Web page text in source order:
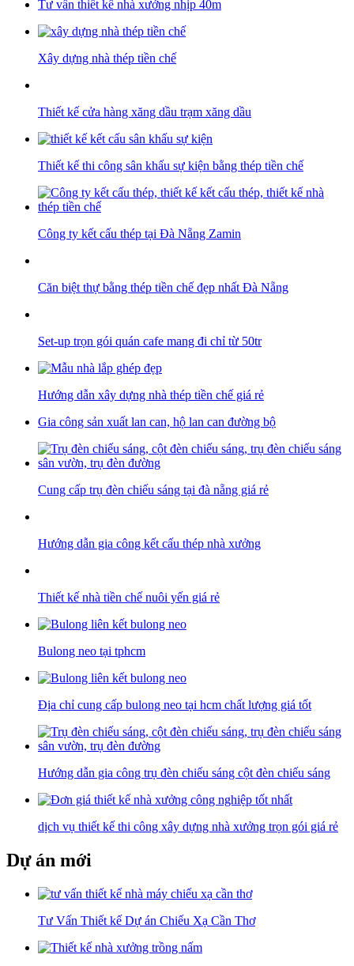
Tư vấn thiết kế nhà xưởng nhịp 40m
Xây dựng nhà thép tiền chế
Thiết kế cửa hàng xăng dầu trạm xăng dầu
Thiết kế thi công sân khấu sự kiện bằng thép tiền chế
Công ty kết cấu thép tại Đà Nẵng Zamin
Căn biệt thự bằng thép tiền chế đẹp nhất Đà Nẵng
Set-up trọn gói quán cafe mang đi chỉ từ 50tr
Hướng dẫn xây dựng nhà thép tiền chế giá rẻ
Gia công sản xuất lan can, hộ lan can đường bộ
Cung cấp trụ đèn chiếu sáng tại đà nẵng giá rẻ
Hướng dẫn gia công kết cấu thép nhà xưởng
Thiết kế nhà tiền chế nuôi yến giá rẻ
Bulong neo tại tphcm
Địa chỉ cung cấp bulong neo tại hcm chất lượng giá tốt
Hướng dẫn gia công trụ đèn chiếu sáng cột đèn chiếu sáng
dịch vụ thiết kế thi công xây dựng nhà xưởng trọn gói giá rẻ
Dự án mới
Tư Vấn Thiết kế Dự án Chiếu Xạ Cần Thơ